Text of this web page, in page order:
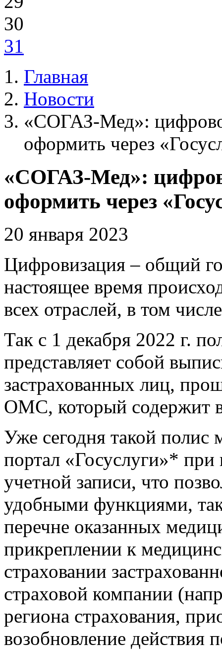
30
31
Главная
Новости
«СОГАЗ-Мед»:
оформить через
«СОГАЗ-Мед»:
оформить через
20 января 2023
Цифровизация – общий
настоящее время
всех отраслей, в том
Так с 1 декабря 2022 г.
представляет собой
застрахованных лиц,
ОМС, который содержит
Уже сегодня такой
портал «Госуслуги»*
учетной записи, что
удобными функциями,
перечне оказанных
прикреплении к
страховании
страховой компании
региона страхования,
возобновление действия